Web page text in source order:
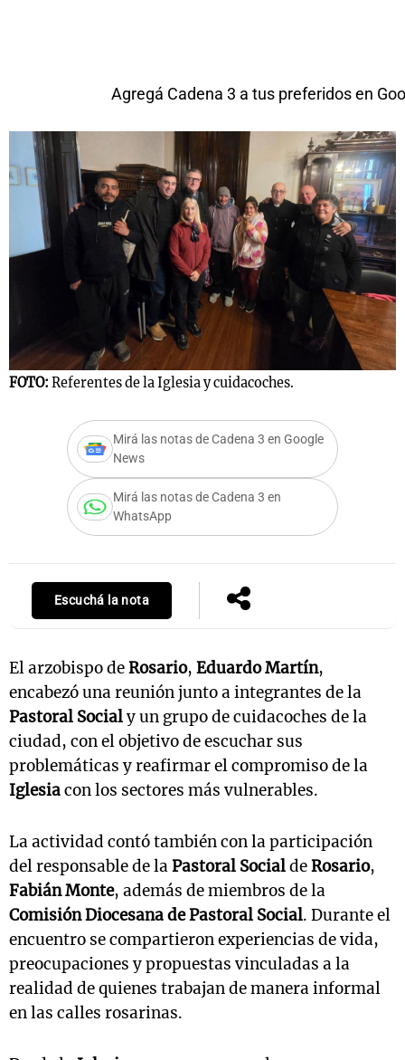
Agregá Cadena 3 a tus preferidos en
FOTO: Referentes de la Iglesia y cuidacoches.
Mirá las notas de Cadena 3 en Google
News
Mirá las notas de Cadena 3 en
WhatsApp
Escuchá la nota
El arzobispo deRosario, Eduardo Martín,
encabezó una reunión junto a integrantes de la
Pastoral Socialy un grupo de cuidacoches de la
ciudad, con el objetivo de escuchar sus
problemáticas y reafirmar el compromiso de la
Iglesiacon los sectores más vulnerables.
La actividad contó también con la participación
del responsable de laPastoral SocialdeRosario,
Fabián Monte, además de miembros de la
Comisión Diocesana de Pastoral Social. Durante el
encuentro se compartieron experiencias de vida,
preocupaciones y propuestas vinculadas a la
realidad de quienes trabajan de manera informal
en las calles rosarinas.